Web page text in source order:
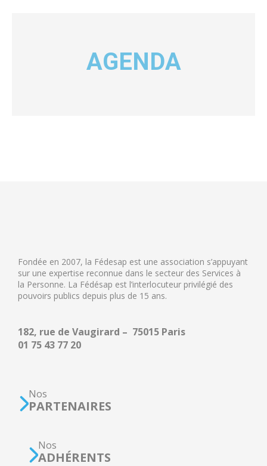
AGENDA
Fondée en 2007, la Fédesap est une association s’appuyant
sur une expertise reconnue dans le secteur des Services à
la Personne. La Fédésap est l’interlocuteur privilégié des
pouvoirs publics depuis plus de 15 ans.
182, rue de Vaugirard – 75015 Paris
01 75 43 77 20
Nos
PARTENAIRES
Nos
ADHÉRENTS